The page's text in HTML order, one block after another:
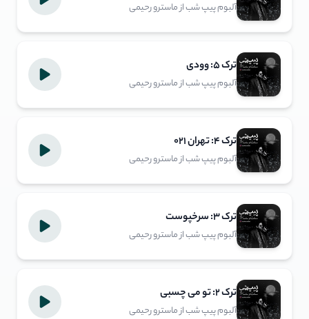
آلبوم پیپ شب از ماسترو رحیمی
ترک ۵: وودی
آلبوم پیپ شب از ماسترو رحیمی
ترک ۴: تهران ۰۲۱
آلبوم پیپ شب از ماسترو رحیمی
ترک ۳: سرخپوست
آلبوم پیپ شب از ماسترو رحیمی
ترک ۲: تو می‌ چسبی
آلبوم پیپ شب از ماسترو رحیمی